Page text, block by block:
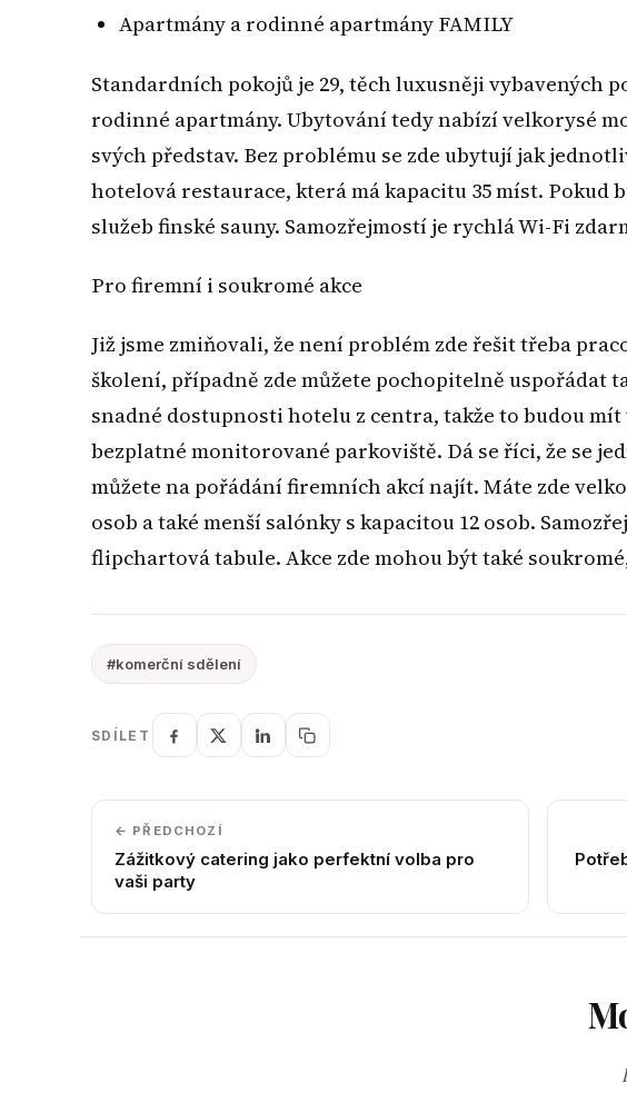
Apartmány a rodinné apartmány FAMILY
Standardních pokojů je 29, těch luxusněji vybavených
rodinné apartmány. Ubytování tedy nabízí velkorysé
svých představ. Bez problému se zde ubytují jak
hotelová restaurace, která má kapacitu 35 míst.
služeb finské sauny. Samozřejmostí je rychlá Wi-Fi
Pro firemní i soukromé akce
Již jsme zmiňovali, že není problém zde řešit třeba
školení, případně zde můžete pochopitelně uspořádat
snadné dostupnosti hotelu z centra, takže to budou
bezplatné monitorované parkoviště. Dá se říci, že se
můžete na pořádání firemních akcí najít. Máte zde
osob a také menší salónky s kapacitou 12 osob.
flipchartová tabule. Akce zde mohou být také
#komerční sdělení
SDÍLET
← PŘEDCHOZÍ
Zážitkový catering jako perfektní volba pro
vaši party